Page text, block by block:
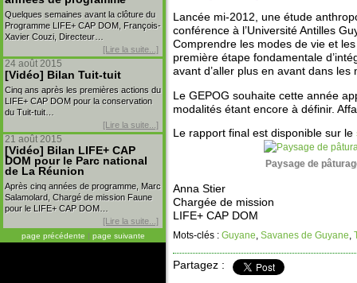
Quelques semaines avant la clôture du
Programme LIFE+ CAP DOM, François-
Xavier Couzi, Directeur…
[Lire la suite...]
24 août 2015
[Vidéo] Bilan Tuit-tuit
Cinq ans après les premières actions du
LIFE+ CAP DOM pour la conservation
du Tuit-tuit…
[Lire la suite...]
21 août 2015
[Vidéo] Bilan LIFE+ CAP
DOM pour le Parc national
de La Réunion
Après cinq années de programme, Marc
Salamolard, Chargé de mission Faune
pour le LIFE+ CAP DOM…
[Lire la suite...]
page précédente | page suivante
Lancée mi-2012, une étude
conférence à l’Université Antilles
Comprendre les modes de vie et
première étape fondamentale
avant d’aller plus en avant dans les
Le GEPOG souhaite cette année
modalités étant encore à définir.
Le rapport final est disponible sur le
Paysage de
Anna Stier
Chargée de mission
LIFE+ CAP DOM
Mots-clés : Guyane Savanes de Guyane
Partagez :